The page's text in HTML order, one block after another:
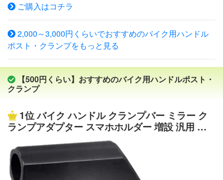
ドウ ファントムCB650F etc大型車CB400SF CB400SB C
B400F 400X シャドウ400 シャドウ クラシックVTR VTR-
F CB250F CB223S FTR フォルツァ フォルツァSi フェイ
ズ PCX150 ズーマーX etc中型車GROM(グロム)エイプ100
PCX125 エイプ50 モンキー ZOOMER(ズーマー) etc小型
車YAMAHAVMAX V-MAX1200 XJR1300 XJR1200 FZ1-FA
ZER BOLT BOLT C-Spec MT-09 TRACER MT-07 TMAX53
0 T-MAX500 XV1900CU XV1900A MT-01 XVS1300CU XV
グスター1100 FAZER8 FZ8 TDM900 SR500 XJ6ディバー
ジョンetc大型車MT-03 SR400 XJR400 XJR400R グラン
ドマジェスティ400 ドラッグスター400 FZ-16 マジェステ
ィS TW200 ブロンコ TW225 セロー225 ランツァ MT-25
R1-Z SRV250 ビラーゴ250 マジェスティ250セロー250 ト
リッカー SUZUKIGSX-S1000 V-ストローム バンディット
が装着可能に！ メーターステー付属で面倒な加工も必要
ありません！ ※取り付けハンドルによりケーブル類の延長
が必要となる場合がございます。 バーハンドルもご一緒
にいかがですか？⇒コチラから！ ズーマー用その他のパ
ーツは⇒コチラから！ ■参考適合車種 ホンダ 車種名 形
式 ズーマー/FI AF58バイクパーツの事ならバイクパーツセ
ンターへ♪
ご購入はコチラ
2,000～3,000円くらいでおすすめのバイク用ハンドル
ポスト・クランプをもっと見る
【500円くらい】おすすめのバイク用ハンドルポスト・
クランプ
1位バイク ハンドル クランプバー ミラー ク
ランプアダプター スマホホルダー 増設 汎用 簡
単取付 アルミ ステー カスタム ブラック ハンド
ルクランプ